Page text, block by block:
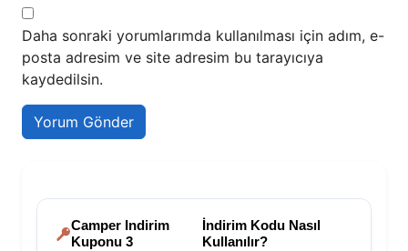
Daha sonraki yorumlarımda kullanılması için adım, e-
posta adresim ve site adresim bu tarayıcıya
kaydedilsin.
Camper Indirim
Kuponu 3
İndirim Kodu Nasıl
Kullanılır?